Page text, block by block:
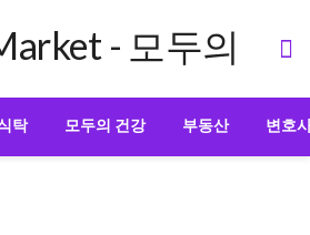
탁 모두의 건강 부동산 변호